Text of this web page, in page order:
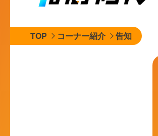
TOP コーナー紹介 告知